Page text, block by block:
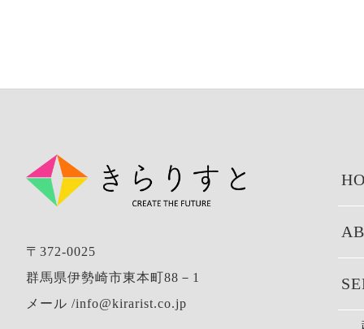
〒372-0025
群馬県伊勢崎市東本町88－1
メール /info@kirarist.co.jp